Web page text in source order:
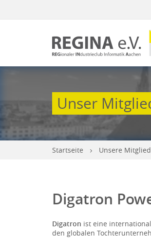
Unser
Startseite Unsere
Digatron
Digatron ist eine
den globalen